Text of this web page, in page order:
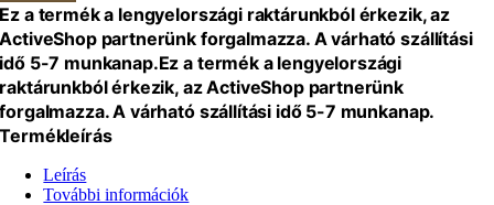
Ez a termék a lengyelországi raktárunkból érkezik, az
ActiveShop partnerünk forgalmazza. A várható szállítási
idő 5-7 munkanap.Ez a termék a lengyelországi
raktárunkból érkezik, az ActiveShop partnerünk
forgalmazza. A várható szállítási idő 5-7 munkanap.
Termékleírás
Leírás
További információk